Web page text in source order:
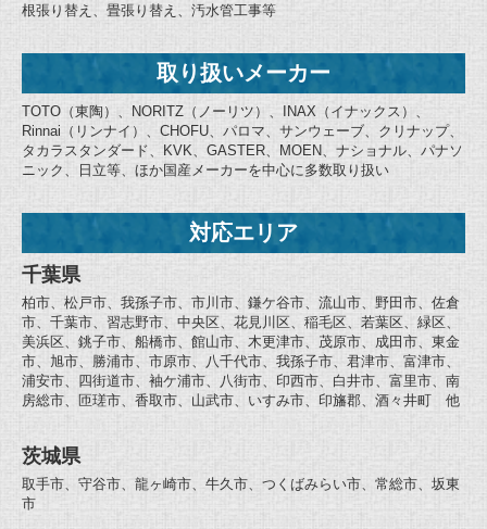
根張り替え、畳張り替え、汚水管工事等
取り扱いメーカー
TOTO（東陶）、NORITZ（ノーリツ）、INAX（イナックス）、
Rinnai（リンナイ）、CHOFU、パロマ、サンウェーブ、クリナップ、
タカラスタンダード、KVK、GASTER、MOEN、ナショナル、パナソ
ニック、日立等、ほか国産メーカーを中心に多数取り扱い
対応エリア
千葉県
柏市、松戸市、我孫子市、市川市、鎌ケ谷市、流山市、野田市、佐倉
市、千葉市、習志野市、中央区、花見川区、稲毛区、若葉区、緑区、
美浜区、銚子市、船橋市、館山市、木更津市、茂原市、成田市、東金
市、旭市、勝浦市、市原市、八千代市、我孫子市、君津市、富津市、
浦安市、四街道市、袖ケ浦市、八街市、印西市、白井市、富里市、南
房総市、匝瑳市、香取市、山武市、いすみ市、印旛郡、酒々井町 他
茨城県
取手市、守谷市、龍ヶ崎市、牛久市、つくばみらい市、常総市、坂東
市